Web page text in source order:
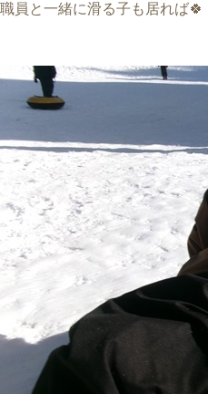
職員と一緒に滑る子も居れば🍀